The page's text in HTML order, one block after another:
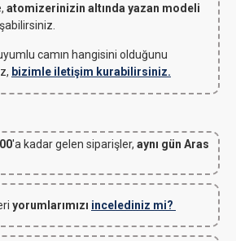
atomizerinizin altında yazan modeli
camın hangisini olduğunu
bizimle iletişim kurabilirsiniz.
'a kadar gelen siparişler, aynı gün Aras
yorumlarımızı incelediniz mi?